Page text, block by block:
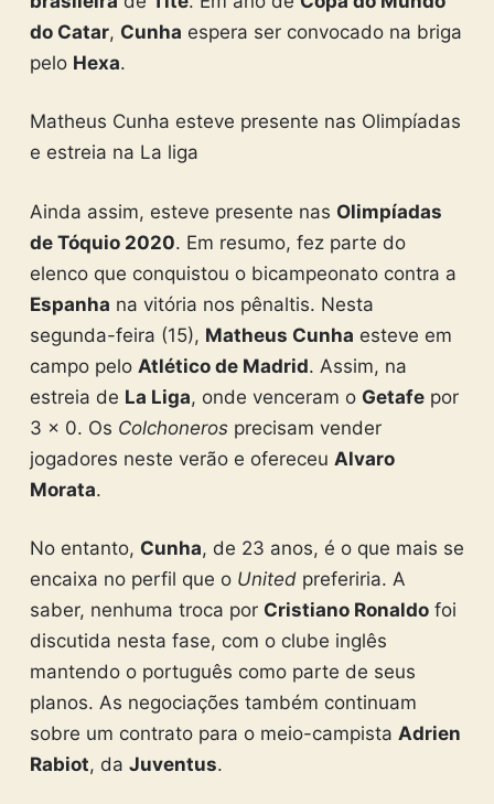
do Catar, Cunha espera ser convocado na briga
pelo Hexa.
Matheus Cunha esteve presente nas Olimpíadas
e estreia na La liga
Ainda assim, esteve presente nas Olimpíadas
de Tóquio 2020. Em resumo, fez parte do
elenco que conquistou o bicampeonato contra a
Espanha na vitória nos pênaltis. Nesta
segunda-feira (15), Matheus Cunha esteve em
campo pelo Atlético de Madrid. Assim, na
estreia de La Liga, onde venceram o Getafepor
3 x 0. Os Colchonerosprecisam vender
jogadores neste verão e ofereceu Alvaro
Morata.
No entanto, Cunha, de 23 anos, é o que mais se
encaixa no perfil que o Unitedpreferiria. A
saber, nenhuma troca por Cristiano Ronaldofoi
discutida nesta fase, com o clube inglês
mantendo o português como parte de seus
planos. As negociações também continuam
sobre um contrato para o meio-campista Adrien
Rabiot, da Juventus.